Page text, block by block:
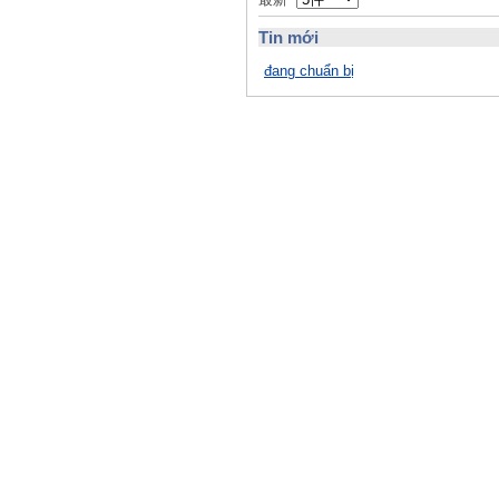
Tin mới
đang chuẩn bị